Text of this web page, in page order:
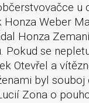
u
Weber
Honza
Pokud se
Otevřel a
byl
Zona o